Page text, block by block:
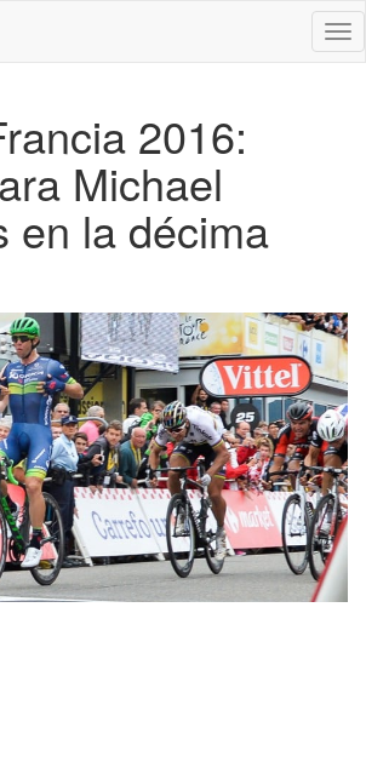
2016:
Michael
en la décima